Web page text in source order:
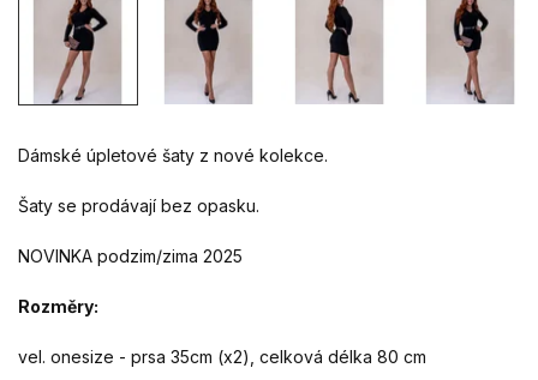
Dámské úpletové šaty z nové kolekce.
Šaty se prodávají bez opasku.
NOVINKA podzim/zima 2025
Rozměry:
vel. onesize - prsa 35cm (x2), celková délka 80 cm